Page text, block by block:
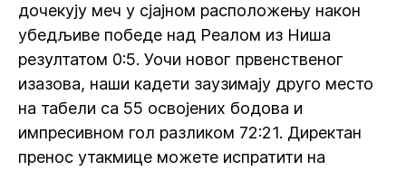
дочекују меч у сјајном расположењу након
убедљиве победе над Реалом из Ниша
резултатом 0:5. Уочи новог првенственог
изазова, наши кадети заузимају друго место
на табели са 55 освојених бодова и
импресивном гол разликом 72:21. Директан
пренос утакмице можете испратити на